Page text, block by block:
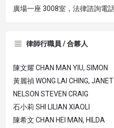
廣場一座 3008室，法律諮詢電
律師行職員 / 合夥人
陳文耀 CHAN MAN YIU, SIMON
黃麗禎 WONG LAI CHING, JANET
NELSON STEVEN CRAIG
石小莉 SHI LILIAN XIAOLI
陳希文 CHAN HEI MAN, HILDA